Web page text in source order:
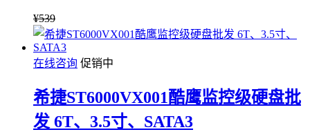
¥539
在线咨询 促销中
希捷ST6000VX001酷鹰监控级硬盘批
发 6T、3.5寸、SATA3